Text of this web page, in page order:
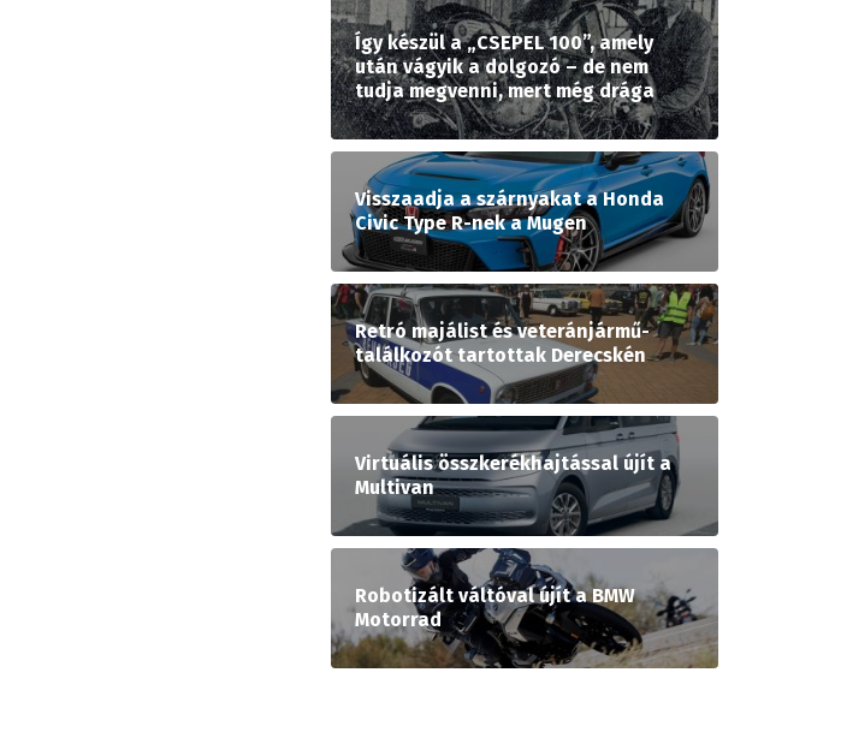
Így készül a „CSEPEL 100”, amely
után vágyik a dolgozó – de nem
tudja megvenni, mert még drága
Visszaadja a szárnyakat a Honda
Civic Type R-nek a Mugen
Retró majálist és veteránjármű-
találkozót tartottak Derecskén
Virtuális összkerékhajtással újít a
Multivan
Robotizált váltóval újít a BMW
Motorrad